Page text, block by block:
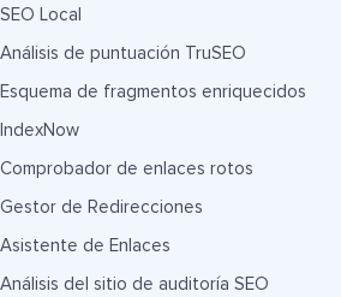
SEO Local
Análisis de puntuación TruSEO
Esquema de fragmentos enriquecidos
IndexNow
Comprobador de enlaces rotos
Gestor de Redirecciones
Asistente de Enlaces
Análisis del sitio de auditoría SEO